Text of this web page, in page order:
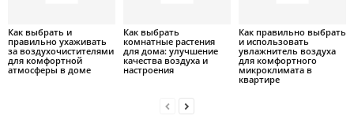
Как выбрать и
правильно ухаживать
за воздухочистителями
для комфортной
атмосферы в доме
Как выбрать
комнатные растения
для дома: улучшение
качества воздуха и
настроения
Как правильно выбрать
и использовать
увлажнитель воздуха
для комфортного
микроклимата в
квартире